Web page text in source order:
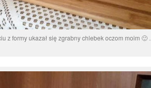
z formy ukazał się zgrabny chlebek oczom moim 🙂 …